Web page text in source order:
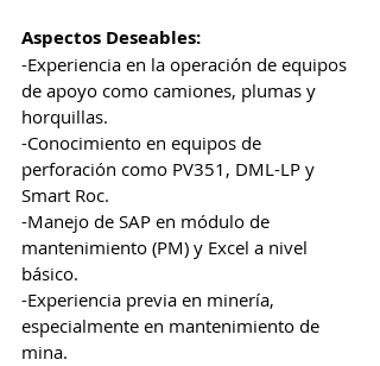
Aspectos Deseables:
-Experiencia en la operación de equipos
de apoyo como camiones, plumas y
horquillas.
-Conocimiento en equipos de
perforación como PV351, DML-LP y
Smart Roc.
-Manejo de SAP en módulo de
mantenimiento (PM) y Excel a nivel
básico.
-Experiencia previa en minería,
especialmente en mantenimiento de
mina.